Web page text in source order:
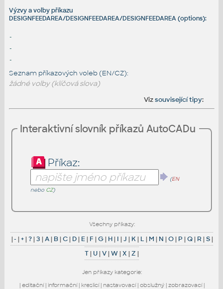
Výzvy a volby příkazu
DESIGNFEEDAREA/DESIGNFEEDAREA/DESIGNFEEDAREA (options):
-
-
-
Seznam příkazových voleb (EN/CZ):
žádné volby (klíčová slova)
Vizsouvisející tipy:
Interaktivní slovník příkazů AutoCADu
Příkaz:
(EN
nebo CZ)
Všechny příkazy:
|- |+|?|3 |A| B|C| D| E| F |G| H| I |J | K| L | M | N |O| P |Q| R |S|
T| U|V|W|X |Z |
Jen příkazy kategorie:
| editační| informační| kreslicí| nastavovací| obslužný| zobrazovací|